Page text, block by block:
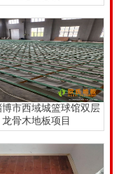
博市西域城篮球馆双层
龙骨木地板项目